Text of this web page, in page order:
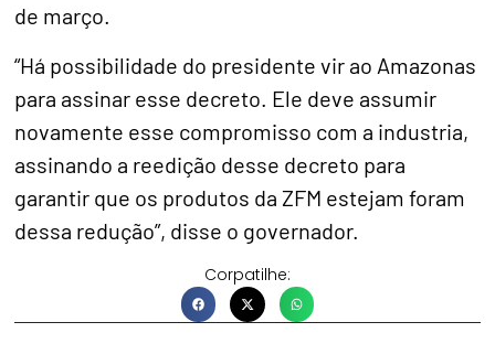
de março.
“Há possibilidade do presidente vir ao Amazonas
para assinar esse decreto. Ele deve assumir
novamente esse compromisso com a industria,
assinando a reedição desse decreto para
garantir que os produtos da ZFM estejam foram
dessa redução”, disse o governador.
Corpatilhe: